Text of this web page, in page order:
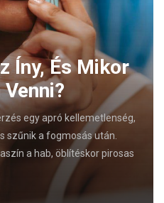
Íny, És Mikor
egy apró kellemetlenség,
szűnik a fogmosás után.
a hab, öblítéskor pirosas